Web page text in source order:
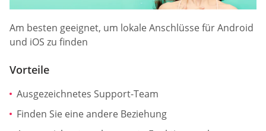
Am besten geeignet, um lokale Anschlüsse für Android
und iOS zu finden
Vorteile
Ausgezeichnetes Support-Team
Finden Sie eine andere Beziehung